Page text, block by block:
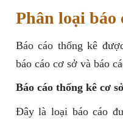
Phân loại báo
Báo cáo thống kê
báo cáo cơ sở và báo
Báo cáo thống kê cơ
Đây là loại báo cáo